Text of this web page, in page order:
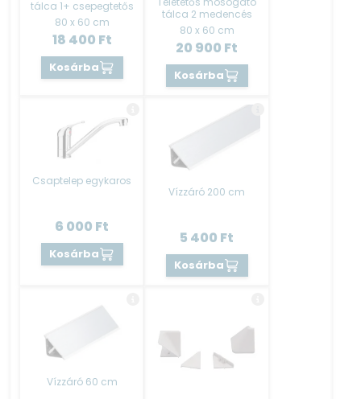
HASZNOS INFÓK tartalmát is hogy jobban
megismerhesse a terméket.
tálca 1+ csepegtetős
80 x 60 cm
18 400 Ft
Kosárba
tálca 2 medencés
80 x 60 cm
20 900 Ft
Kosárba
Csaptelep egykaros
6 000 Ft
Kosárba
Vízzáró 200 cm
5 400 Ft
Kosárba
Vízzáró 60 cm